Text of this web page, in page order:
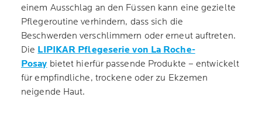
einem Ausschlag an den Füssen kann eine gezielte
Pflegeroutine verhindern, dass sich die
Beschwerden verschlimmern oder erneut auftreten.
Die LIPIKAR Pflegeserie von La Roche-
Posay bietet hierfür passende Produkte – entwickelt
für empfindliche, trockene oder zu Ekzemen
neigende Haut.